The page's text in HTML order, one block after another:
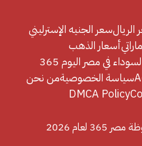
الريالسعر الجنيه الإسترليني
أسعار الذهب
في مصر اليوم 365
سياسة الخصوصيةمن نحن
DMCA Policy
لعام 2026